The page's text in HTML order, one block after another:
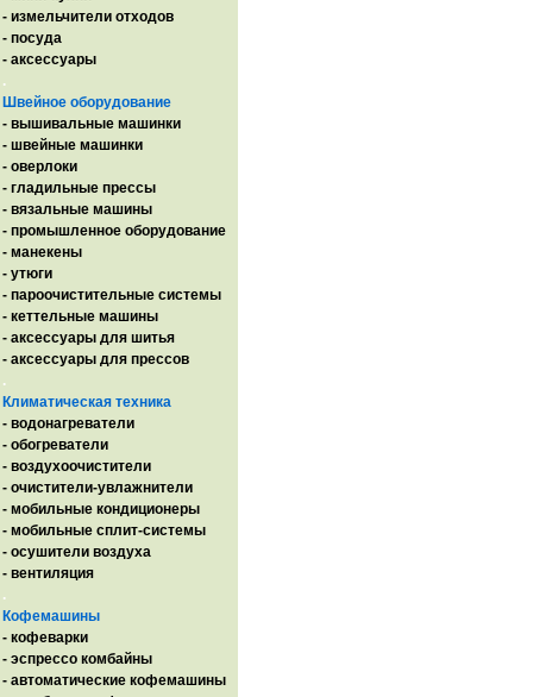
- измельчители отходов
- посуда
- аксессуары
.
Швейное оборудование
- вышивальные машинки
- швейные машинки
- оверлоки
- гладильные прессы
- вязальные машины
- промышленное оборудование
- манекены
- утюги
- пароочистительные системы
- кеттельные машины
- аксессуары для шитья
- аксессуары для прессов
.
Климатическая техника
- водонагреватели
- обогреватели
- воздухоочистители
- очистители-увлажнители
- мобильные кондиционеры
- мобильные сплит-системы
- осушители воздуха
- вентиляция
.
Кофемашины
- кофеварки
- эспрессо комбайны
- автоматические кофемашины